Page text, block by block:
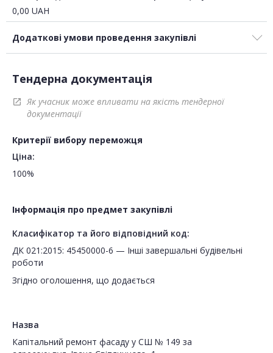
0,00 UAH
Додаткові умови проведення закупівлі
Тендерна документація
open_in_new
Як учасник може впливати на якість тендерної
документації
Критерії вибору переможця
Ціна:
100%
Інформація про предмет закупівлі
Класифікатор та його відповідний код:
ДК 021:2015: 45450000-6 — Інші завершальні будівельні
роботи
Згідно оголошення, що додається
Назва
Капітальний ремонт фасаду у СШ № 149 за